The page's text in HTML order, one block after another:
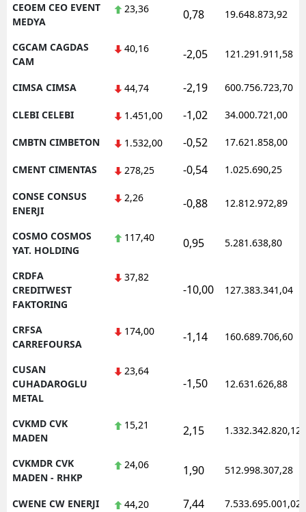
CEOEM CEO EVENT
MEDYA
23,36 0,78 19.648.873,92
CGCAM CAGDAS
CAM
40,16 -2,05 121.291.911,58
CIMSA CIMSA 44,74 -2,19 600.756.723,70
CLEBI CELEBI 1.451,00 -1,02 34.000.721,00
CMBTN CIMBETON 1.532,00 -0,52 17.621.858,00
CMENT CIMENTAS 278,25 -0,54 1.025.690,25
CONSE CONSUS
ENERJI
2,26 -0,88 12.812.972,89
COSMO COSMOS
YAT. HOLDING
117,40 0,95 5.281.638,80
CRDFA
CREDITWEST
FAKTORING
37,82
-10,00 127.383.341,04
CRFSA
CARREFOURSA
174,00 -1,14 160.689.706,60
CUSAN
CUHADAROGLU
METAL
23,64
-1,50 12.631.626,88
CVKMD CVK
MADEN
15,21 2,15 1.332.342.820,12
CVKMDR CVK
MADEN - RHKP
24,06 1,90 512.998.307,28
CWENE CW ENERJI 44,20 7,44 7.533.695.001,02